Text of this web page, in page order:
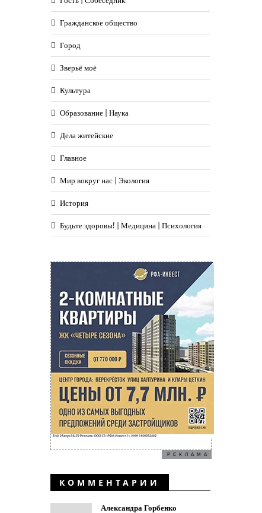
Гражданское общество
Город
Зверьё моё
Культура
Образование | Наука
Дела житейские
Главное
Мир вокруг нас | Экология
История
Будьте здоровы! | Медицина | Психология
РЕКЛАМА
КОММЕНТАРИИ
Александра Горбенко